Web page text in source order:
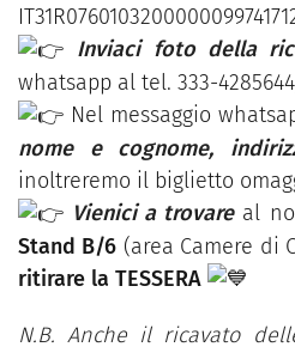
Inviaci foto della
whatsapp al tel. 333-
Nel messaggio
nome e cognome,
inoltreremo il biglietto
Vienici a trovare al
Stand B/6 (area Camere di
ritirare la TESSERA
N.B. Anche il ricavato